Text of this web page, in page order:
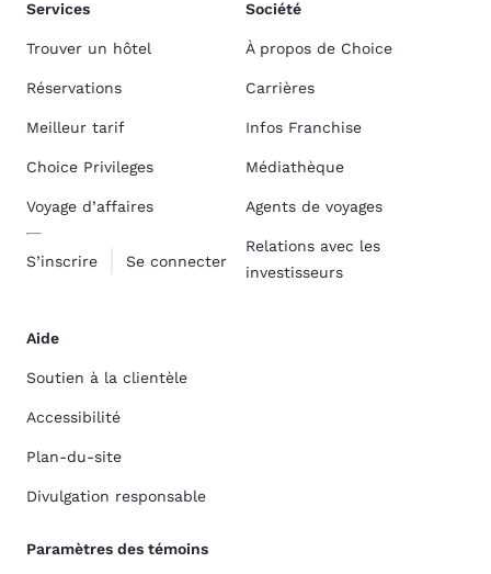
Services
Trouver un hôtel
Réservations
Meilleur tarif
Choice Privileges
Voyage d’affaires
S’inscrire Se connecter
Société
À propos de Choice
Carrières
Infos Franchise
Médiathèque
Agents de voyages
Relations avec les
investisseurs
Aide
Soutien à la clientèle
Accessibilité
Plan-du-site
Divulgation responsable
Paramètres des témoins